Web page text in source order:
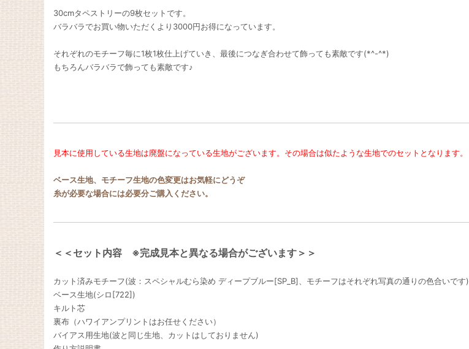
30cmタペストリーの9枚セットです。
バラバラでお買い物いただくより3000円お得になっています。
それぞれのモチーフ毎に1枚1枚仕上げていき、最後につなぎ合わせて飾っても素敵です(*^-^*)
もちろんバラバラで飾っても素敵です♪
見本に使用している生地は廃盤になっている生地がございます。その場合は似たような生地でのセットとなります。
ベース生地、モチーフ生地の色変更はお気軽にどうぞ
糸が必要な場合には必要分ご購入ください。
＜＜セット内容 ※完成見本と異なる場合がございます＞＞
カット済みモチーフ(波：スペシャルむら染め ディープブルー[SP_B]、モチーフはそれぞれ写真の通りの色合いです)
ベース生地(シロ[722])
キルト芯
裏布（ハワイアンプリントはお任せください）
バイアス用生地(波と同じ生地、カットはしておりません)